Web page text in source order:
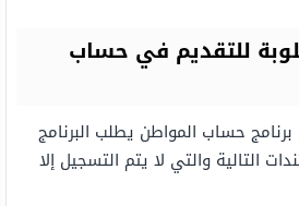
للتقديم في حساب
حساب المواطن يطلب البرنامج
التالية والتي لا يتم التسجيل إلا